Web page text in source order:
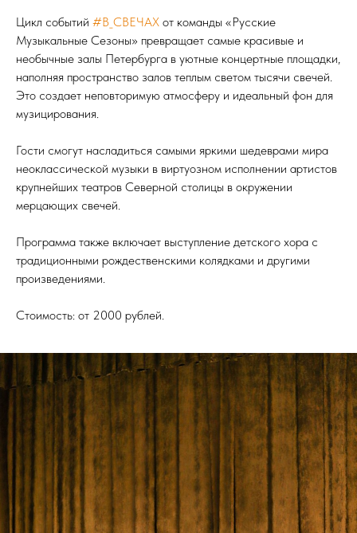
Цикл событий #В_СВЕЧАХ от команды «Русские
Музыкальные Сезоны» превращает самые красивые и
необычные залы Петербурга в уютные концертные площадки,
наполняя пространство залов теплым светом тысячи свечей.
Это создает неповторимую атмосферу и идеальный фон для
музицирования.
Гости смогут насладиться самыми яркими шедеврами мира
неоклассической музыки в виртуозном исполнении артистов
крупнейших театров Северной столицы в окружении
мерцающих свечей.
Программа также включает выступление детского хора с
традиционными рождественскими колядками и другими
произведениями.
Стоимость: от 2000 рублей.